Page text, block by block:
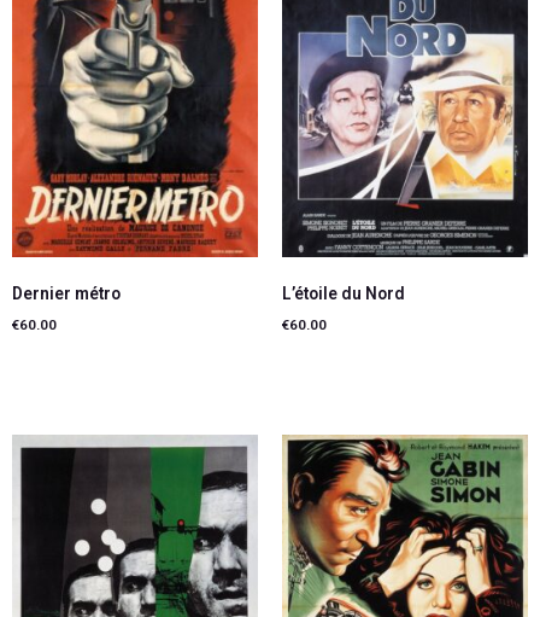
Dernier métro
€60.00
L’étoile du Nord
€60.00